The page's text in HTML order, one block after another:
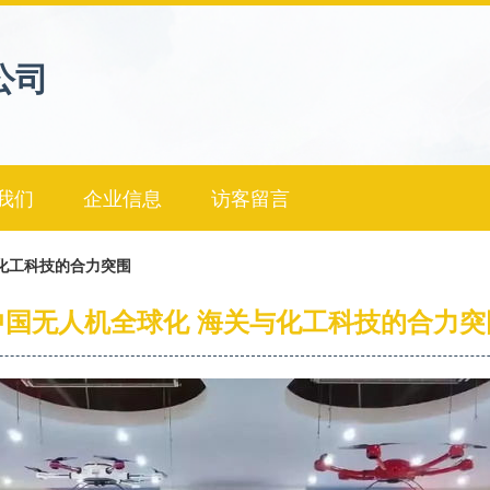
司
们 企业信息 访客留言
工科技的合力突围
无人机全球化 海关与化工科技的合力